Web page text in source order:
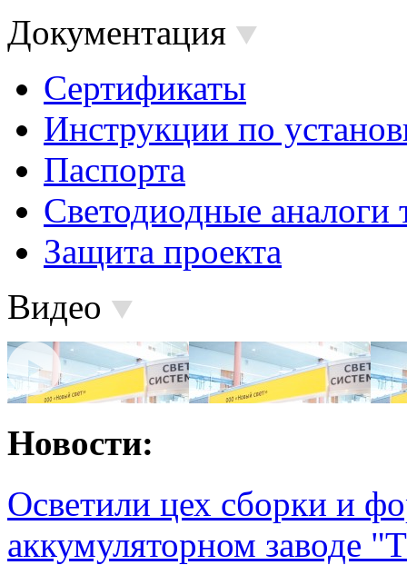
Документация
Сертификаты
Инструкции по
Паспорта
Светодиодные аналоги
Защита проекта
Видео
Новости:
Осветили цех сборки и
аккумуляторном заводе